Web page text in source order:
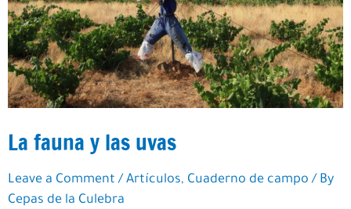
La fauna y las uvas
Leave a Comment / Artículos, Cuaderno de campo / By
Cepas de la Culebra